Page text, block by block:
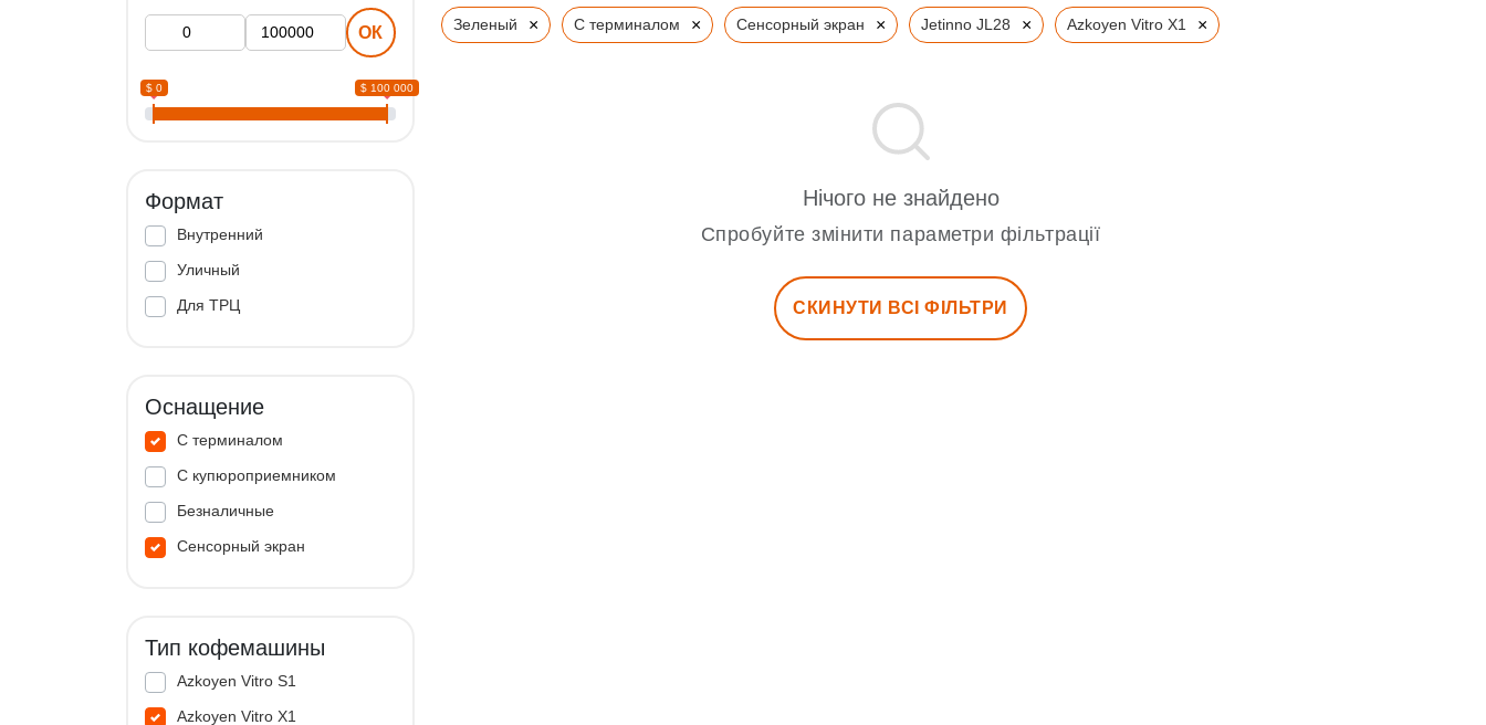
ОК
$ 0 $ 100 000
Формат
Внутренний
Уличный
Для ТРЦ
Оснащение
С терминалом
С купюроприемником
Безналичные
Сенсорный экран
Тип кофемашины
Azkoyen Vitro S1
Azkoyen Vitro X1
Зеленый × С терминалом × Сенсорный экран × Jetinno JL28 × Azkoyen Vitro X1 ×
Нічого не знайдено
Спробуйте змінити параметри фільтрації
СКИНУТИ ВСІ ФІЛЬТРИ